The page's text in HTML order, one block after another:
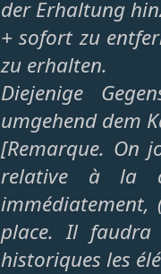
der Erhaltung
+ sofort zu
zu erhalten.
Diejenige
umgehend dem
[Remarque. On
relative à la
immédiatement,
place. Il faudra
historiques les